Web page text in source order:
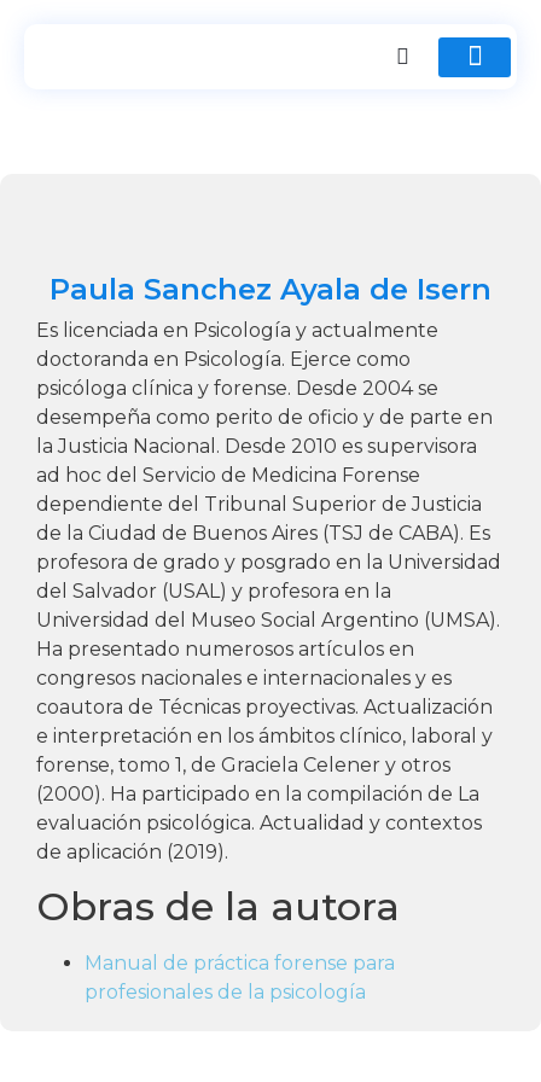
Paula Sanchez Ayala de Isern
Es licenciada en Psicología y actualmente
doctoranda en Psicología. Ejerce como
psicóloga clínica y forense. Desde 2004 se
desempeña como perito de oficio y de parte en
la Justicia Nacional. Desde 2010 es supervisora
ad hoc del Servicio de Medicina Forense
dependiente del Tribunal Superior de Justicia
de la Ciudad de Buenos Aires (TSJ de CABA). Es
profesora de grado y posgrado en la Universidad
del Salvador (USAL) y profesora en la
Universidad del Museo Social Argentino (UMSA).
Ha presentado numerosos artículos en
congresos nacionales e internacionales y es
coautora de Técnicas proyectivas. Actualización
e interpretación en los ámbitos clínico, laboral y
forense, tomo 1, de Graciela Celener y otros
(2000). Ha participado en la compilación de La
evaluación psicológica. Actualidad y contextos
de aplicación (2019).
Obras de la autora
Manual de práctica forense para
profesionales de la psicología